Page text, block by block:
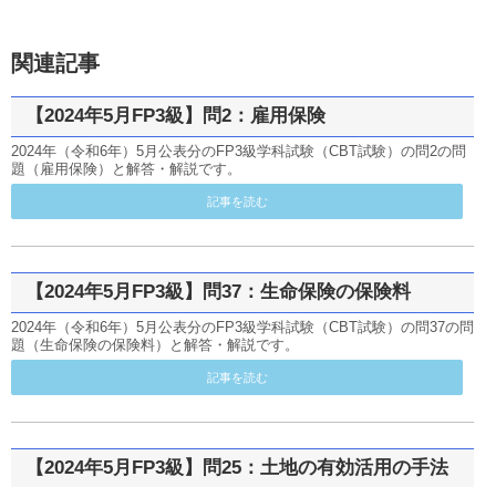
関連記事
【2024年5月FP3級】問2：雇用保険
2024年（令和6年）5月公表分のFP3級学科試験（CBT試験）の問2の問
題（雇用保険）と解答・解説です。
記事を読む
【2024年5月FP3級】問37：生命保険の保険料
2024年（令和6年）5月公表分のFP3級学科試験（CBT試験）の問37の問
題（生命保険の保険料）と解答・解説です。
記事を読む
【2024年5月FP3級】問25：土地の有効活用の手法